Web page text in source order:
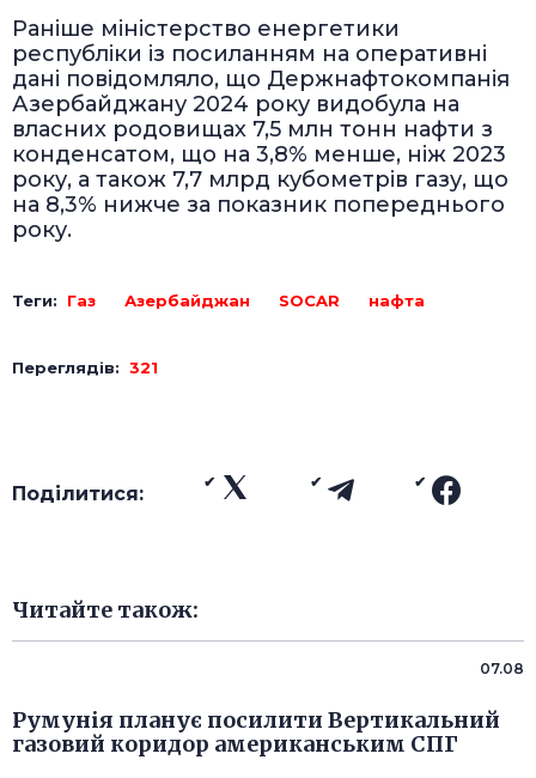
Раніше міністерство енергетики
республіки із посиланням на оперативні
дані повідомляло, що Держнафтокомпанія
Азербайджану 2024 року видобула на
власних родовищах 7,5 млн тонн нафти з
конденсатом, що на 3,8% менше, ніж 2023
року, а також 7,7 млрд кубометрів газу, що
на 8,3% нижче за показник попереднього
року.
Теги: Газ Азербайджан SOCAR нафта
Переглядів: 321
Поділитися:
Читайте також:
07.08
Румунія планує посилити Вертикальний
газовий коридор американським СПГ